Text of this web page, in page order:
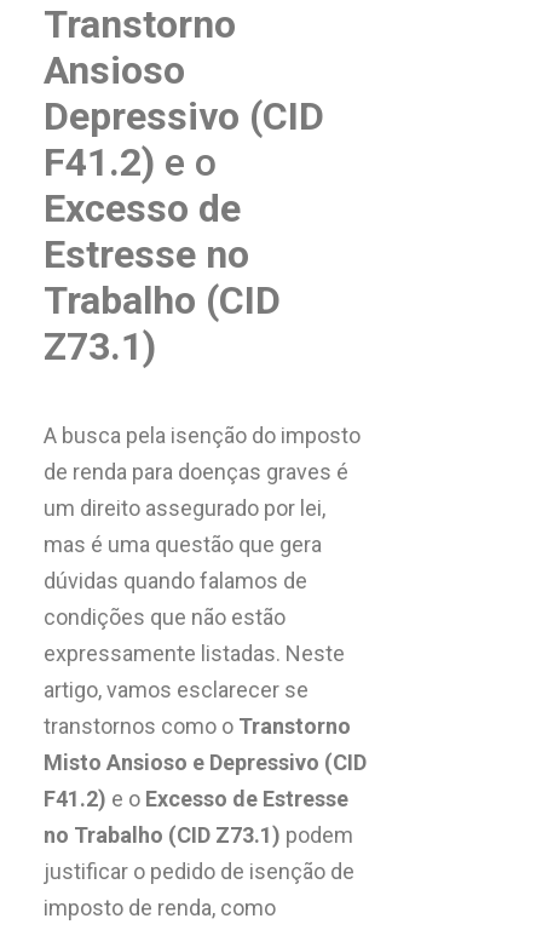
Transtorno
Ansioso
Depressivo (CID
F41.2) e o
Excesso de
Estresse no
Trabalho (CID
Z73.1)
A busca pela isenção do imposto
de renda para doenças graves é
um direito assegurado por lei,
mas é uma questão que gera
dúvidas quando falamos de
condições que não estão
expressamente listadas. Neste
artigo, vamos esclarecer se
transtornos como o Transtorno
Misto Ansioso e Depressivo (CID
F41.2) e o Excesso de Estresse
no Trabalho (CID Z73.1) podem
justificar o pedido de isenção de
imposto de renda, como